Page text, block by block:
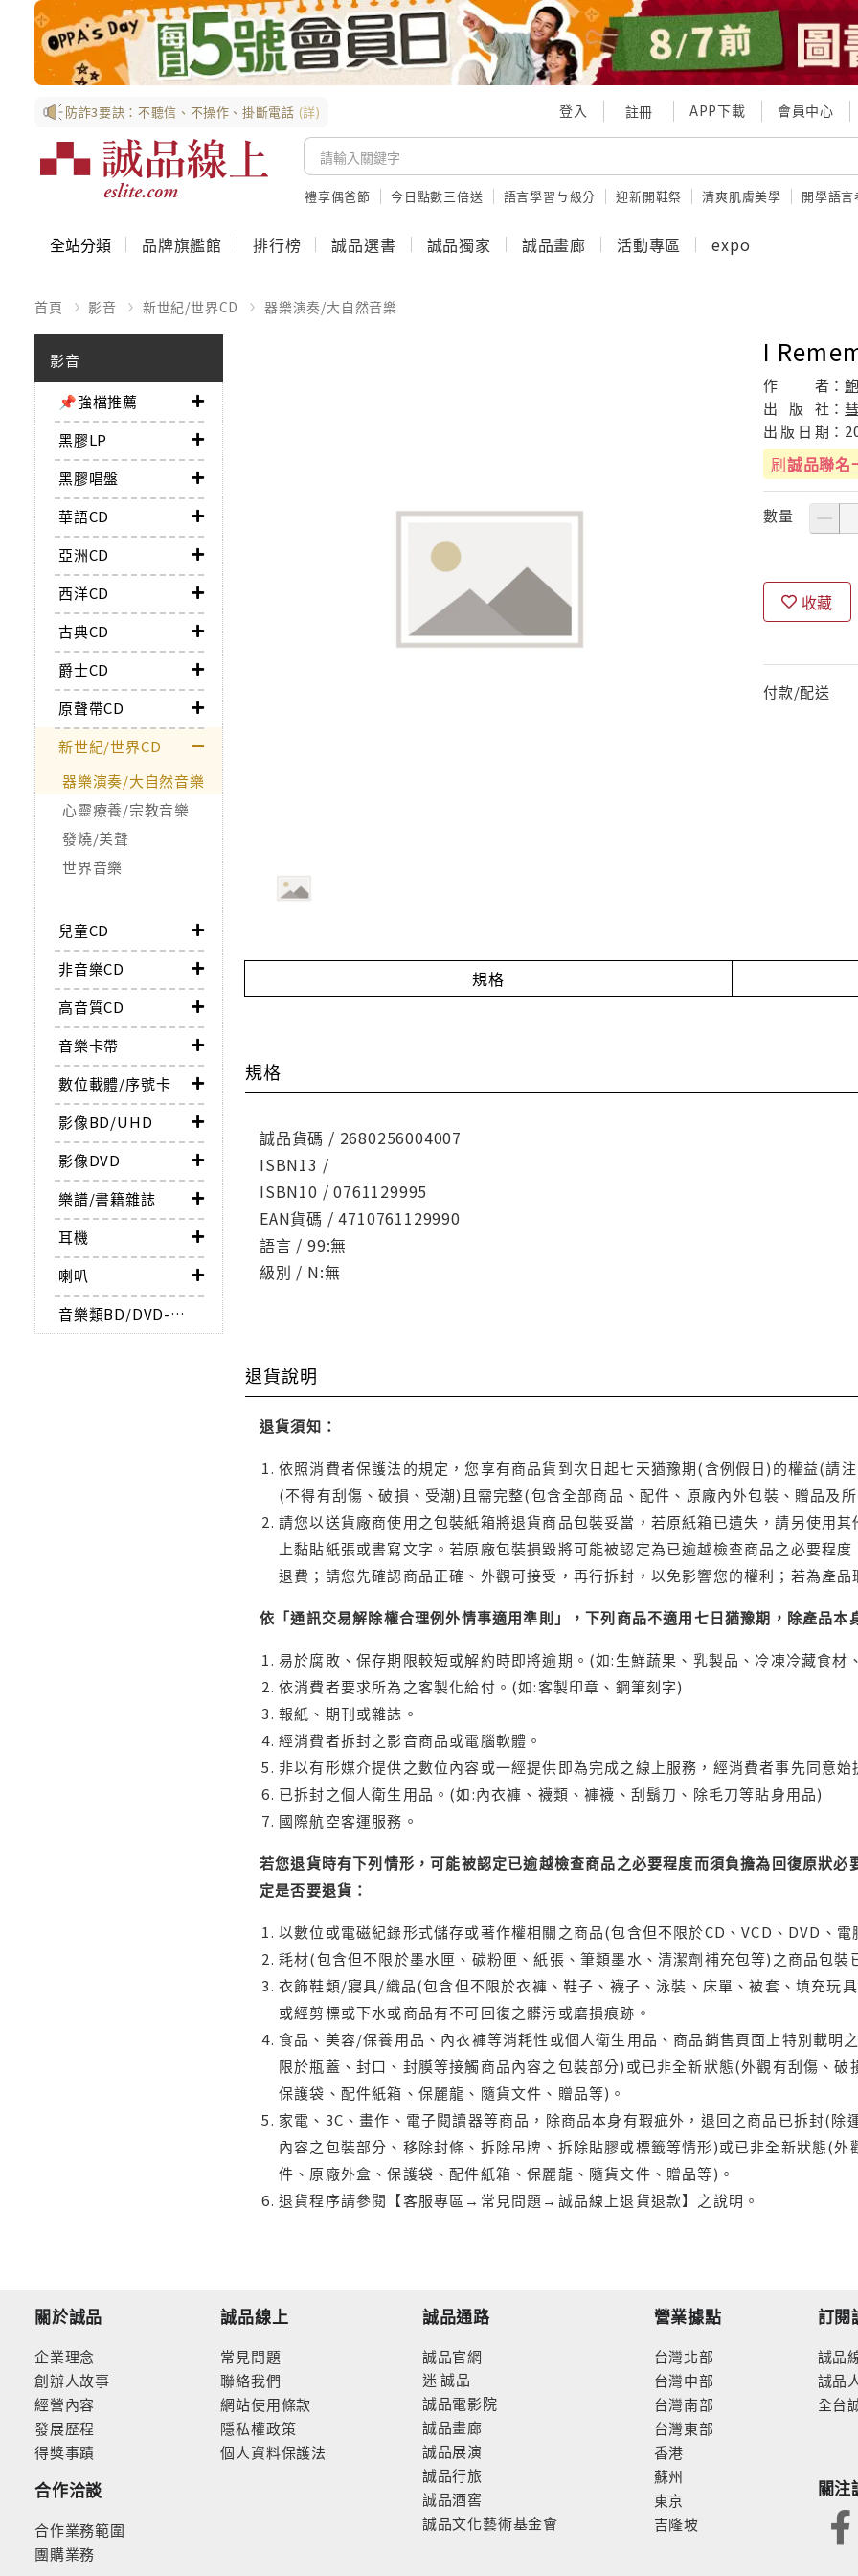
防詐3要訣：不聽信、不操作、掛斷電話 (詳) 登入 註冊 APP下載 會員中心
禮享偶爸節 今日點數三倍送 語言學習ㄅ級分 迎新開鞋祭 清爽肌膚美學 開學語
全站分類 品牌旗艦館 排行榜 誠品選書 誠品獨家 誠品畫廊 活動專區 expo
首頁 影音 新世紀/世界CD 器樂演奏/大自然音樂
影音
📌強檔推薦
黑膠LP
黑膠唱盤
華語CD
亞洲CD
西洋CD
古典CD
爵士CD
原聲帶CD
新世紀/世界CD
器樂演奏/大自然音樂
心靈療養/宗教音樂
發燒/美聲
世界音樂
兒童CD
非音樂CD
高音質CD
音樂卡帶
數位載體/序號卡
影像BD/UHD
影像DVD
樂譜/書籍雜誌
耳機
喇叭
音樂類BD/DVD-AUDIO
I
作 者：
出
版 社：
出 版 日 期：
刷誠品聯名
數量
收藏
付款/配送
規格
規格
誠品貨碼 / 2680256004007
ISBN13 /
ISBN10 / 0761129995
EAN貨碼 / 4710761129990
語言 / 99:無
級別 / N:無
退貨說明
退貨須知：
依照消費者保護法的規定，您享有商品貨到次日起七天猶豫期(含例假日)的權益(請
(不得有刮傷、破損、受潮)且需完整(包含全部商品、配件、原廠內外包裝、贈品及
請您以送貨廠商使用之包裝紙箱將退貨商品包裝妥當，若原紙箱已遺失，請另使用
上黏貼紙張或書寫文字。若原廠包裝損毀將可能被認定為已逾越檢查商品之必要程
退費；請您先確認商品正確、外觀可接受，再行拆封，以免影響您的權利；若為產
依「通訊交易解除權合理例外情事適用準則」，下列商品不適用七日猶豫期，除產品本
易於腐敗、保存期限較短或解約時即將逾期。(如:生鮮蔬果、乳製品、冷凍冷藏食材
依消費者要求所為之客製化給付。(如:客製印章、鋼筆刻字)
報紙、期刊或雜誌。
經消費者拆封之影音商品或電腦軟體。
非以有形媒介提供之數位內容或一經提供即為完成之線上服務，經消費者事先同意
已拆封之個人衛生用品。(如:內衣褲、襪類、褲襪、刮鬍刀、除毛刀等貼身用品)
國際航空客運服務。
若您退貨時有下列情形，可能被認定已逾越檢查商品之必要程度而須負擔為回復原狀
定是否要退貨：
以數位或電磁紀錄形式儲存或著作權相關之商品(包含但不限於CD、VCD、DVD、
耗材(包含但不限於墨水匣、碳粉匣、紙張、筆類墨水、清潔劑補充包等)之商品包
衣飾鞋類/寢具/織品(包含但不限於衣褲、鞋子、襪子、泳裝、床單、被套、填充玩
或經剪標或下水或商品有不可回復之髒污或磨損痕跡。
食品、美容/保養用品、內衣褲等消耗性或個人衛生用品、商品銷售頁面上特別載明
限於瓶蓋、封口、封膜等接觸商品內容之包裝部分)或已非全新狀態(外觀有刮傷、
保護袋、配件紙箱、保麗龍、隨貨文件、贈品等)。
家電、3C、畫作、電子閱讀器等商品，除商品本身有瑕疵外，退回之商品已拆封(
內容之包裝部分、移除封條、拆除吊牌、拆除貼膠或標籤等情形)或已非全新狀態(
件、原廠外盒、保護袋、配件紙箱、保麗龍、隨貨文件、贈品等)。
退貨程序請參閱【客服專區→常見問題→誠品線上退貨退款】之說明。
關於誠品
企業理念
創辦人故事
經營內容
發展歷程
得獎事蹟
合作洽談
合作業務範圍
團購業務
誠品線上
常見問題
聯絡我們
網站使用條款
隱私權政策
個人資料保護法
誠品通路
誠品官網
迷 誠品
誠品電影院
誠品畫廊
誠品展演
誠品行旅
誠品酒窖
誠品文化藝術基金會
營業據點
台灣北部
台灣中部
台灣南部
台灣東部
香港
蘇州
東京
吉隆坡
訂閱
誠品
誠品
全台
關注